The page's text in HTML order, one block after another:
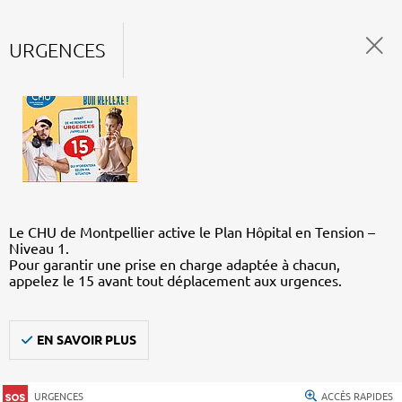
URGENCES
Le CHU de Montpellier active le Plan Hôpital en Tension –
Niveau 1.
Pour garantir une prise en charge adaptée à chacun,
appelez le 15 avant tout déplacement aux urgences.
EN SAVOIR PLUS
URGENCES ACCÈS RAPIDES